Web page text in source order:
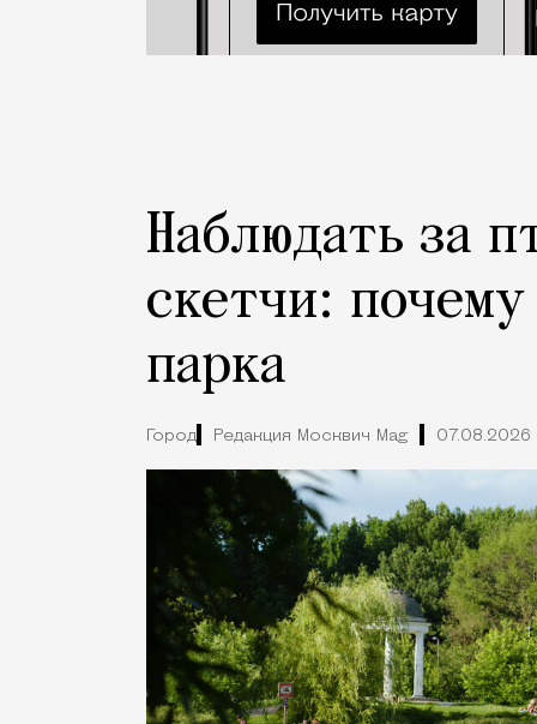
Наблюдать за
скетчи:
парка
Город Редакция Москвич Mag 07.08.2026